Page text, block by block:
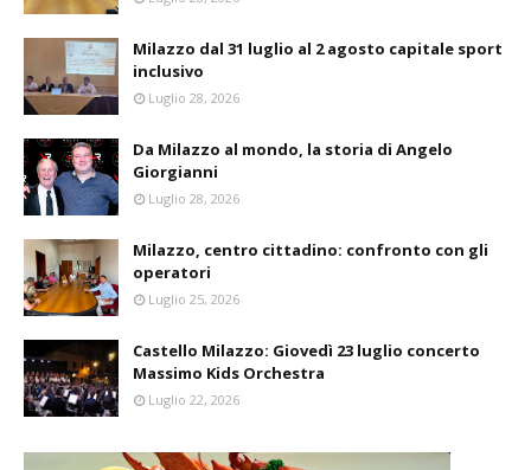
Milazzo dal 31 luglio al 2 agosto capitale sport
inclusivo
Luglio 28, 2026
Da Milazzo al mondo, la storia di Angelo
Giorgianni
Luglio 28, 2026
Milazzo, centro cittadino: confronto con gli
operatori
Luglio 25, 2026
Castello Milazzo: Giovedì 23 luglio concerto
Massimo Kids Orchestra
Luglio 22, 2026